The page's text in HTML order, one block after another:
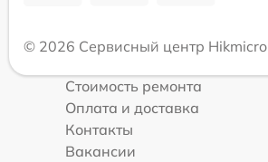
© 2026 Сервисный центр Hikmicro
Стоимость ремонта
Оплата и доставка
Контакты
Вакансии